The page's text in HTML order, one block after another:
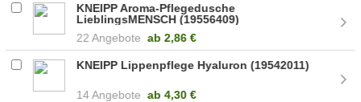
KNEIPP Aroma-Pflegedusche
LieblingsMENSCH (19556409)
22 Angebote ab 2,86 €
KNEIPP Lippenpflege Hyaluron (19542011)
14 Angebote ab4,30 €